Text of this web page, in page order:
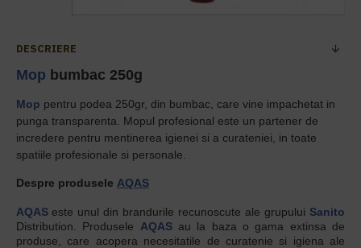
DESCRIERE
Mop bumbac 250g
Mop pentru podea 250gr, din bumbac, care vine impachetat in
punga transparenta. Mopul profesional este un partener de
incredere pentru mentinerea igienei si a curateniei, in toate
spatiile profesionale si personale.
Despre produsele AQAS
AQAS este unul din brandurile recunoscute ale grupului Sanito
Distribution. Produsele AQASau la baza o gama extinsa de
produse, care acopera necesitatile de curatenie si igiena ale